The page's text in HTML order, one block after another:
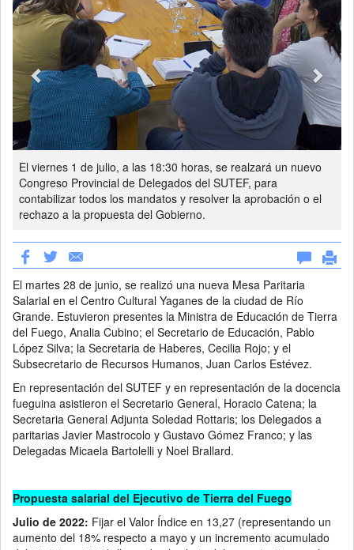
El viernes 1 de julio, a las 18:30 horas, se realzará un nuevo
Congreso Provincial de Delegados del SUTEF, para
contabilizar todos los mandatos y resolver la aprobación o el
rechazo a la propuesta del Gobierno.
El martes 28 de junio, se realizó una nueva Mesa Paritaria
Salarial en el Centro Cultural Yaganes de la ciudad de Río
Grande. Estuvieron presentes la Ministra de Educación de Tierra
del Fuego, Analia Cubino; el Secretario de Educación, Pablo
López Silva; la Secretaria de Haberes, Cecilia Rojo; y el
Subsecretario de Recursos Humanos, Juan Carlos Estévez.
En representación del SUTEF y en representación de la docencia
fueguina asistieron el Secretario General, Horacio Catena; la
Secretaria General Adjunta Soledad Rottaris; los Delegados a
paritarias Javier Mastrocolo y Gustavo Gómez Franco; y las
Delegadas Micaela Bartolelli y Noel Brallard.
Propuesta salarial del Ejecutivo de Tierra del Fuego
Julio de 2022: Fijar el Valor Índice en 13,27 (representando un
aumento del 18% respecto a mayo y un incremento acumulado